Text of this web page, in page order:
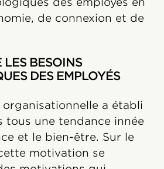
de connexion et de
LES BESOINS
DES EMPLOYÉS
a établi
tous une tendance innée
et le bien-être. Sur le
motivation se